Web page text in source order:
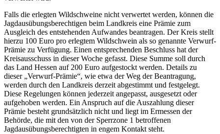
Falls die erlegten Wildschweine nicht verwertet werden, können die
Jagdausübungsberechtigen beim Landkreis eine Prämie zum
Ausgleich des entstehenden Aufwandes beantragen. Der Kreis stellt
hierzu 100 Euro pro erlegtem Wildschwein als so genannte Verwurf-
Prämie zu Verfügung. Einen entsprechenden Beschluss hat der
Kreisausschuss in dieser Woche gefasst. Diese Summe soll durch
das Land Hessen auf 200 Euro aufgestockt werden. Details zu
dieser „Verwurf-Prämie“, wie etwa der Weg der Beantragung,
werden durch den Landkreis derzeit abgestimmt und festgelegt.
Diese Regelungen können jederzeit angepasst, ausgesetzt oder
aufgehoben werden. Ein Anspruch auf die Auszahlung dieser
Prämie besteht grundsätzlich nicht und liegt im Ermessen der
Behörde, die mit den von der Sperrzone 1 betroffenen
Jagdausübungsberechtigten in engem Kontakt steht.